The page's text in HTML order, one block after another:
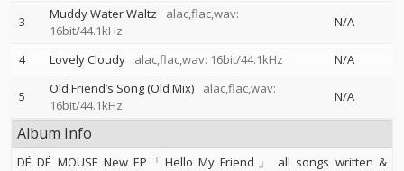
3 Muddy Water Waltz
alac,flac,wav:
16bit/44.1kHz
N/A
4 Lovely Cloudy alac,flac,wav: 16bit/44.1kHz N/A
5 Old Friend’s Song (Old Mix)
alac,flac,wav:
16bit/44.1kHz
N/A
Album Info
DÉ DÉ MOUSE New EP「Hello My Friend」 all songs written &